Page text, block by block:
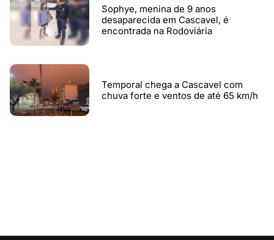
Sophye, menina de 9 anos
desaparecida em Cascavel, é
encontrada na Rodoviária
Temporal chega a Cascavel com
chuva forte e ventos de até 65 km/h